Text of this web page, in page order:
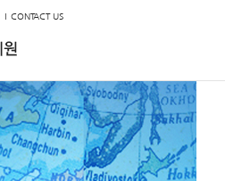
CONTACT US